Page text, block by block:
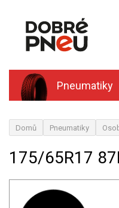
Pneumatiky
Domů Pneumatiky
175/65R17